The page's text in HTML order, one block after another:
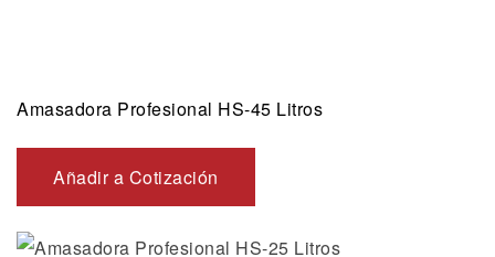
Amasadora Profesional HS-45 Litros
Añadir a Cotización